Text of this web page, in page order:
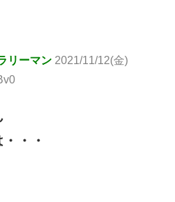
リーマン 2021/11/12(金)
・・